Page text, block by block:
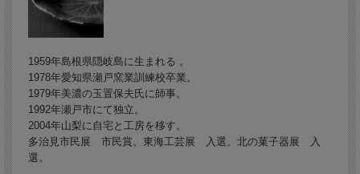
1959年島根県隠岐島に生まれる 。
1978年愛知県瀬戸窯業訓練校卒業。
1979年美濃の玉置保夫氏に師事。
1992年瀬戸市にて独立。
2004年山梨に自宅と工房を移す。
多治見市民展 市民賞。東海工芸展 入選。北の菓子器展 入
選。